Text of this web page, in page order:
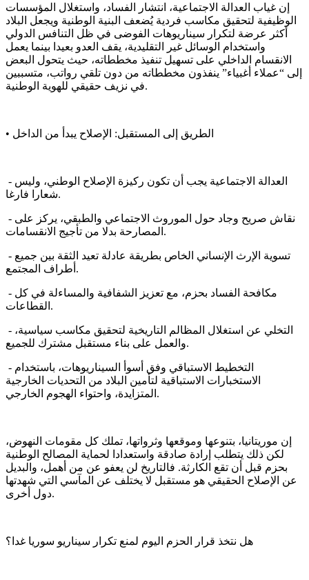
إن غياب العدالة الاجتماعية، انتشار الفساد، واستغلال المؤسسات
الوظيفية لتحقيق مكاسب فردية يُضعف البنية الوطنية ويجعل البلاد
أكثر عرضة لتكرار سيناريوهات الفوضى في ظل التنافس الدولي
واستخدام الوسائل غير التقليدية، يقف العدو بعيدا بينما يعمل
الانقسام الداخلي على تسهيل تنفيذ مخططاته، حيث يتحول البعض
إلى “عملاء أغبياء” ينفذون مخططاته من دون تلقي رواتب، متسببين
في نزيف حقيقي للهوية الوطنية.
• الطريق إلى المستقبل: الإصلاح يبدأ من الداخل
- العدالة الاجتماعية يجب أن تكون ركيزة الإصلاح الوطني، وليس
شعارا فارغا.
- نقاش صريح وجاد حول الموروث الاجتماعي والطبقي، يركز على
المصارحة بدلا من تأجيج الانقسامات.
- تسوية الإرث الإنساني الخاص بطريقة عادلة تعيد الثقة بين جميع
أطراف المجتمع.
- مكافحة الفساد بحزم، مع تعزيز الشفافية والمساءلة في كل
القطاعات.
- التخلي عن استغلال المظالم التاريخية لتحقيق مكاسب سياسية،
والعمل على بناء مستقبل مشترك للجميع.
- التخطيط الاستباقي وفق أسوأ السيناريوهات، باستخدام
الاستخبارات الاستباقية لتأمين البلاد من التحديات الخارجية
المتزايدة، واحتواء الهجوم الخارجي.
إن موريتانيا، بتنوعها وموقعها وثرواتها، تملك كل مقومات النهوض،
لكن ذلك يتطلب إرادة صادقة واستعدادا لحماية المصالح الوطنية
بحزم قبل أن تقع الكارثة. فالتاريخ لن يعفو عن من أهمل، والبديل
عن الإصلاح الحقيقي هو مستقبل لا يختلف عن المآسي التي شهدتها
دول أخرى.
هل نتخذ قرار الحزم اليوم لمنع تكرار سيناريو سوريا غدا؟